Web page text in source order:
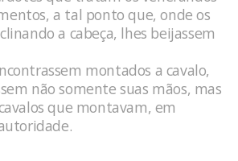
a tal ponto que, onde os
a cabeça, lhes beijassem
montados a cavalo,
não somente suas mãos, mas
que montavam, em